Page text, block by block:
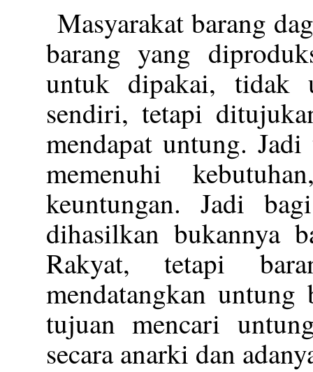
Masyarakat barang
barang yang
untuk dipakai, tidak
sendiri, tetapi
mendapat untung.
memenuhi
keuntungan. Jadi
dihasilkan bukannya
Rakyat, tetapi
mendatangkan
tujuan mencari
secara anarki dan